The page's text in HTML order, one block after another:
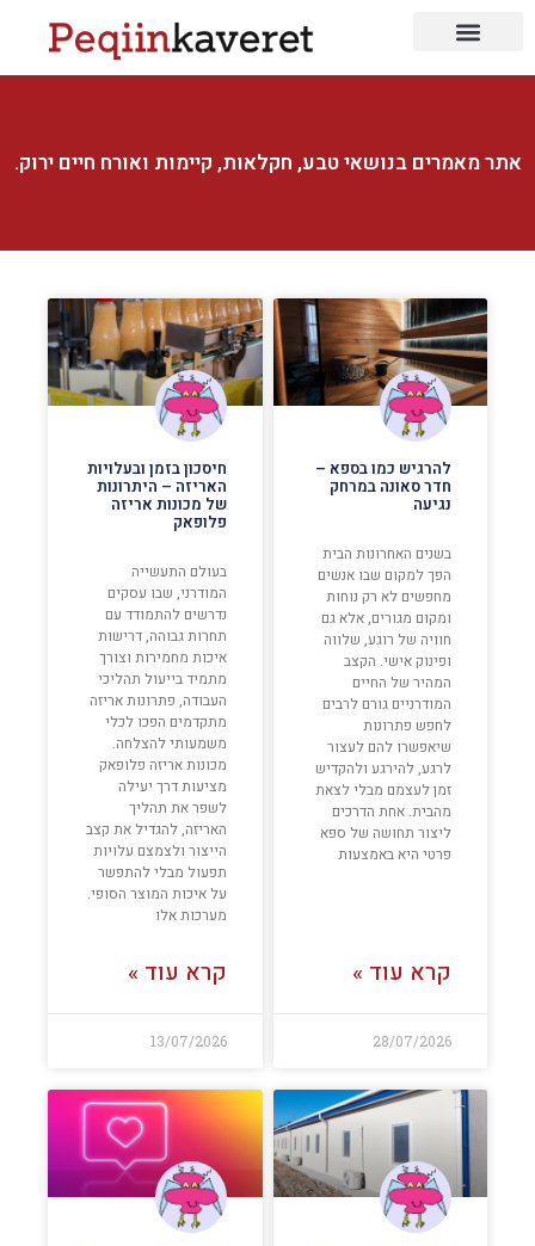
אתר מאמרים בנושאי טבע, חקלאות, קיימות ואורח חיים ירוק.
להרגיש כמו בספא –
חדר סאונה במרחק
נגיעה
בשנים האחרונות הבית
הפך למקום שבו אנשים
מחפשים לא רק נוחות
ומקום מגורים, אלא גם
חוויה של רוגע, שלווה
ופינוק אישי. הקצב
המהיר של החיים
המודרניים גורם לרבים
לחפש פתרונות
שיאפשרו להם לעצור
לרגע, להירגע ולהקדיש
זמן לעצמם מבלי לצאת
מהבית. אחת הדרכים
ליצור תחושה של ספא
פרטי היא באמצעות
קרא עוד »
28/07/2026
חיסכון בזמן ובעלויות
האריזה – היתרונות
של מכונות אריזה
פלופאק
בעולם התעשייה
המודרני, שבו עסקים
נדרשים להתמודד עם
תחרות גבוהה, דרישות
איכות מחמירות וצורך
מתמיד בייעול תהליכי
העבודה, פתרונות אריזה
מתקדמים הפכו לכלי
משמעותי להצלחה.
מכונות אריזה פלופאק
מציעות דרך יעילה
לשפר את תהליך
האריזה, להגדיל את קצב
הייצור ולצמצם עלויות
תפעול מבלי להתפשר
על איכות המוצר הסופי.
מערכות אלו
קרא עוד »
13/07/2026